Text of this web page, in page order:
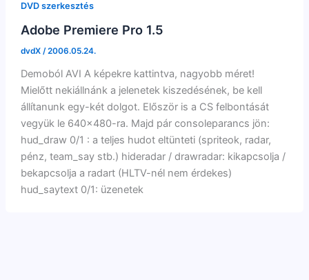
DVD szerkesztés
Adobe Premiere Pro 1.5
dvdX /2006.05.24.
Demoból AVI A képekre kattintva, nagyobb méret!
Mielőtt nekiállnánk a jelenetek kiszedésének, be kell
állítanunk egy-két dolgot. Először is a CS felbontását
vegyük le 640×480-ra. Majd pár consoleparancs jön:
hud_draw 0/1 : a teljes hudot eltünteti (spriteok, radar,
pénz, team_say stb.) hideradar / drawradar: kikapcsolja /
bekapcsolja a radart (HLTV-nél nem érdekes)
hud_saytext 0/1: üzenetek